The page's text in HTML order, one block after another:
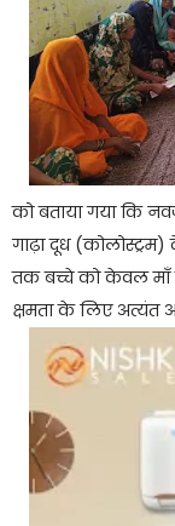
को बताया गया कि
गाढ़ा दूध (कोलोस्ट्रम)
तक बच्चे को केवल माँ
क्षमता के लिए अत्यंत